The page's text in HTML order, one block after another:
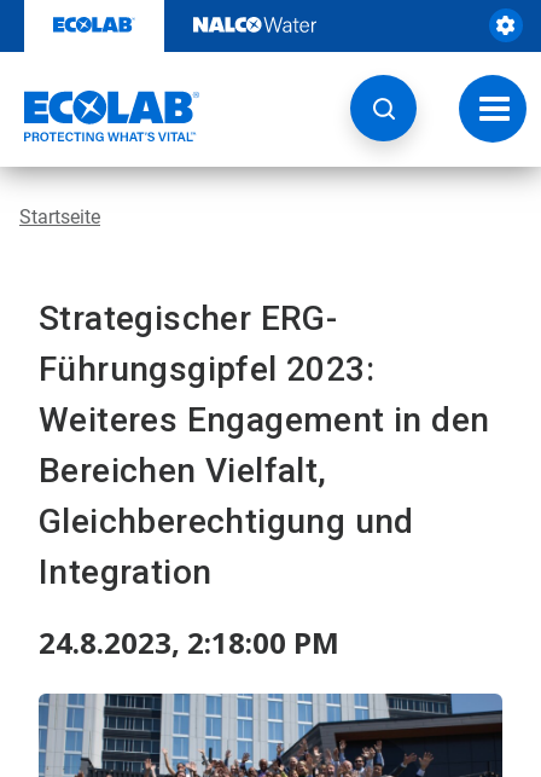
Inhalt
Startseite
Strategischer ERG-
Führungsgipfel 2023:
Weiteres Engagement in den
Bereichen Vielfalt,
Gleichberechtigung und
Integration
24.8.2023, 2:18:00 PM